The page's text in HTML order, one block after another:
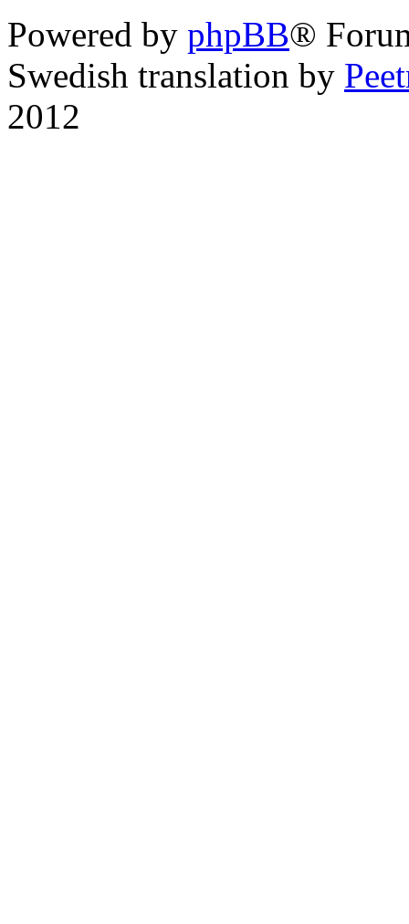
Powered by phpBB®
Swedish translation by
2012